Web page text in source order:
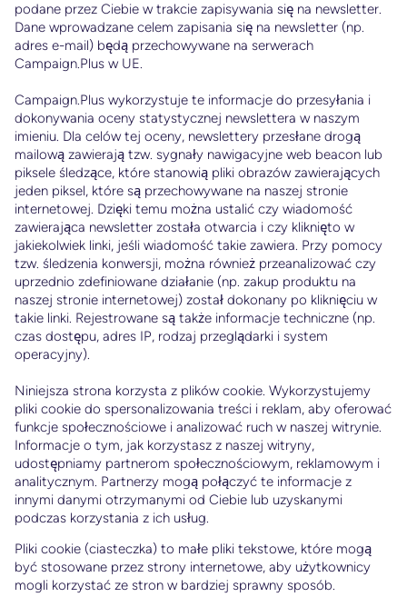
podane przez Ciebie w trakcie zapisywania się na newsletter.
Dane wprowadzane celem zapisania się na newsletter (np.
adres e-mail) będą przechowywane na serwerach
Campaign.Plus w UE.
Campaign.Plus wykorzystuje te informacje do przesyłania i
dokonywania oceny statystycznej newslettera w naszym
imieniu. Dla celów tej oceny, newslettery przesłane drogą
mailową zawierają tzw. sygnały nawigacyjne web beacon lub
piksele śledzące, które stanowią pliki obrazów zawierających
jeden piksel, które są przechowywane na naszej stronie
internetowej. Dzięki temu można ustalić czy wiadomość
zawierająca newsletter została otwarcia i czy kliknięto w
jakiekolwiek linki, jeśli wiadomość takie zawiera. Przy pomocy
tzw. śledzenia konwersji, można również przeanalizować czy
uprzednio zdefiniowane działanie (np. zakup produktu na
naszej stronie internetowej) został dokonany po kliknięciu w
takie linki. Rejestrowane są także informacje techniczne (np.
czas dostępu, adres IP, rodzaj przeglądarki i system
operacyjny).
Niniejsza strona korzysta z plików cookie. Wykorzystujemy
pliki cookie do spersonalizowania treści i reklam, aby oferować
funkcje społecznościowe i analizować ruch w naszej witrynie.
Informacje o tym, jak korzystasz z naszej witryny,
udostępniamy partnerom społecznościowym, reklamowym i
analitycznym. Partnerzy mogą połączyć te informacje z
innymi danymi otrzymanymi od Ciebie lub uzyskanymi
podczas korzystania z ich usług.
Pliki cookie (ciasteczka) to małe pliki tekstowe, które mogą
być stosowane przez strony internetowe, aby użytkownicy
mogli korzystać ze stron w bardziej sprawny sposób.